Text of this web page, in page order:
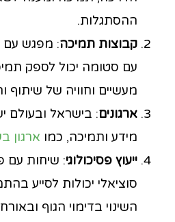
ההסתגלות.
קבוצות תמיכה: מפגש עם
עם סטומה יכול לספק
מעשיים וחוויה של שיתוף
ארגונים: בישראל ובעולם
מידע ותמיכה, כמו ארגון
ייעוץ פסיכולוגי: שיחות עם
סוציאלי יכולות לסייע
השינוי בדימוי הגוף